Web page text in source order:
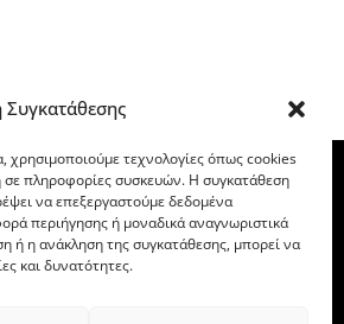
Συγκατάθεσης
χρησιμοποιούμε τεχνολογίες όπως cookies
πληροφορίες συσκευών. Η συγκατάθεση
να επεξεργαστούμε δεδομένα
περιήγησης ή μοναδικά αναγνωριστικά
ή η ανάκληση της συγκατάθεσης, μπορεί να
και δυνατότητες.